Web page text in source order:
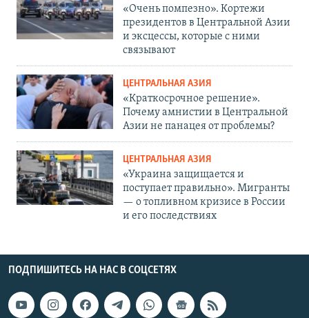
«Очень помпезно». Кортежи
президентов в Центральной Азии
и эксцессы, которые с ними
связывают
ЦЕНТРАЛЬНАЯ АЗИЯ
«Краткосрочное решение».
Почему амнистии в Центральной
Азии не панацея от проблемы?
ЦЕНТРАЛЬНАЯ АЗИЯ
«Украина защищается и
поступает правильно». Мигранты
— о топливном кризисе в России
и его последствиях
ПОДПИШИТЕСЬ НА НАС В СОЦСЕТЯХ